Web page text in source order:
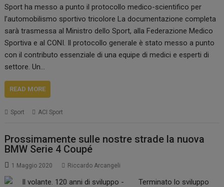
Sport ha messo a punto il protocollo medico-scientifico per
l’automobilismo sportivo tricolore La documentazione completa
sarà trasmessa al Ministro dello Sport, alla Federazione Medico
Sportiva e al CONI. Il protocollo generale è stato messo a punto
con il contributo essenziale di una equipe di medici e esperti di
settore. Un…
READ MORE
Sport ACI Sport
Prossimamente sulle nostre strade la nuova
BMW Serie 4 Coupé
1 Maggio 2020 Riccardo Arcangeli
Terminato lo sviluppo